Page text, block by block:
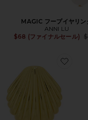
MAGIC フープイヤリン
ANNI LU
$68 (ファイナルセール)
Favorite